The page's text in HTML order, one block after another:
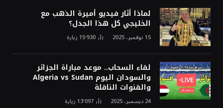
لماذا أثار فيديو أميرة الذهب مع
الخليجي كل هذا الجدل؟
15 نوفمبر، 2025 15٬930 زيارة
لقاء السحاب.. موعد مباراة الجزائر
والسودان اليوم Algeria vs Sudan
والقنوات الناقلة
24 ديسمبر، 2025 13٬097 زيارة